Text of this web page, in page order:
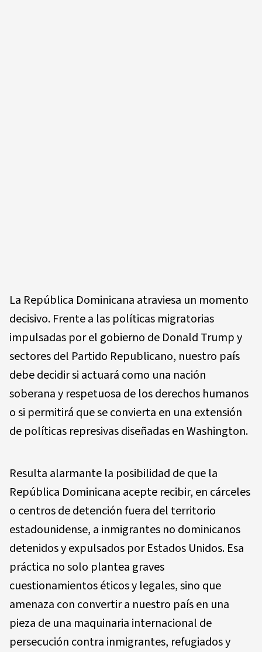
La República Dominicana atraviesa un momento
decisivo. Frente a las políticas migratorias
impulsadas por el gobierno de Donald Trump y
sectores del Partido Republicano, nuestro país
debe decidir si actuará como una nación
soberana y respetuosa de los derechos humanos
o si permitirá que se convierta en una extensión
de políticas represivas diseñadas en Washington.
Resulta alarmante la posibilidad de que la
República Dominicana acepte recibir, en cárceles
o centros de detención fuera del territorio
estadounidense, a inmigrantes no dominicanos
detenidos y expulsados por Estados Unidos. Esa
práctica no solo plantea graves
cuestionamientos éticos y legales, sino que
amenaza con convertir a nuestro país en una
pieza de una maquinaria internacional de
persecución contra inmigrantes, refugiados y